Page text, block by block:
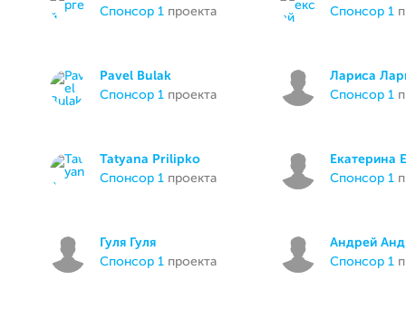
спонсор 1 проекта
спонсор 1
Pavel Bulak
спонсор 1 проекта
Лариса
спонсор 1
Tatyana Prilipko
спонсор 1 проекта
Екатерина
спонсор 1
Гуля Гуля
спонсор 1 проекта
Андрей
спонсор 1